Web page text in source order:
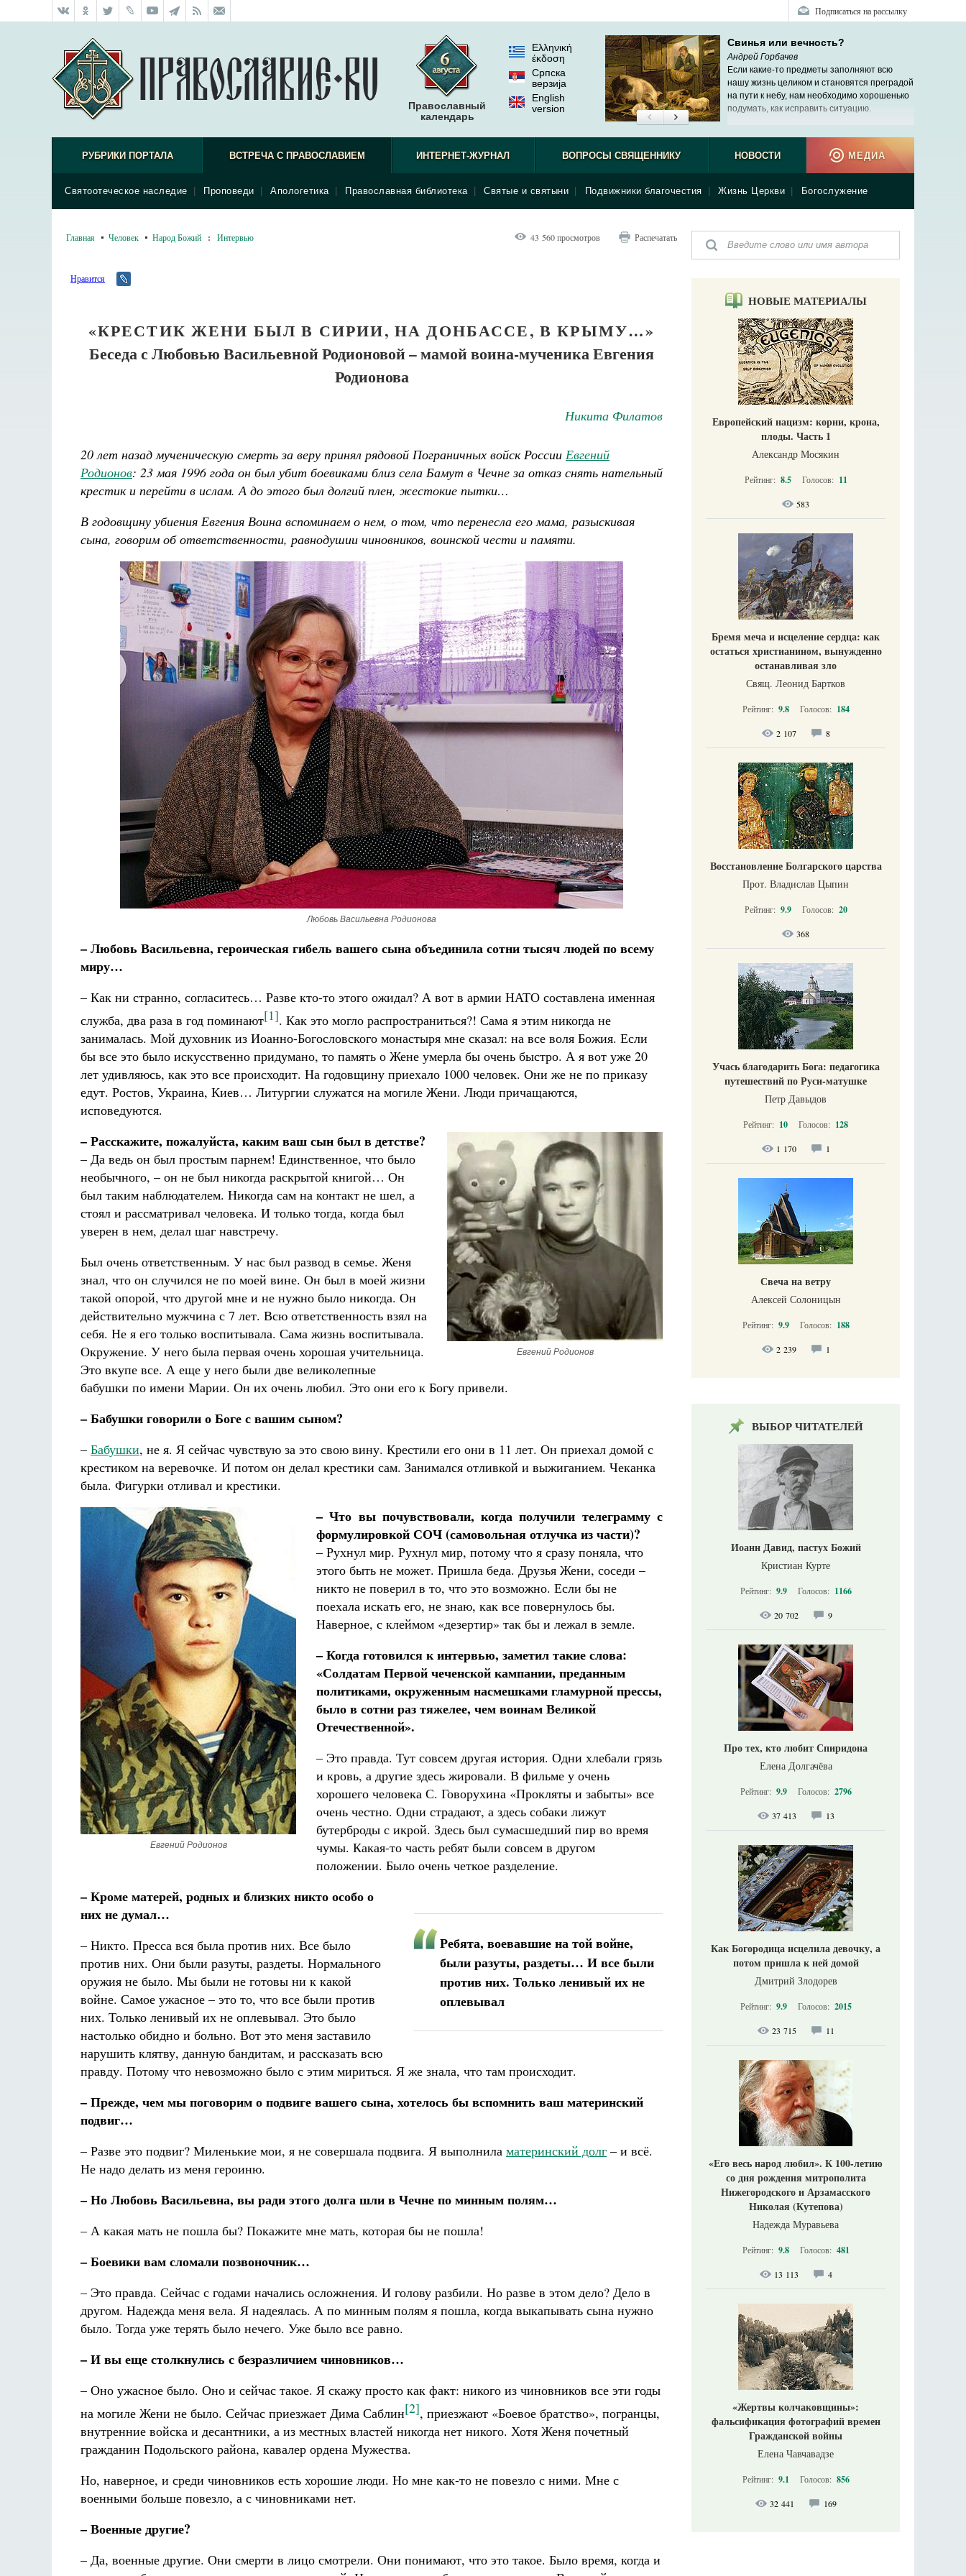
Подписаться на рассылку
Православный
календарь
Ελληνική
έκδοση
Српска
верзиjа
English
version
Свинья или вечность?
Андрей Горбачев
Если какие-то предметы заполняют всю
нашу жизнь целиком и становятся преградой
на пути к небу, нам необходимо хорошенько
подумать, как исправить ситуацию.
РУБРИКИ ПОРТАЛА ВСТРЕЧА С ПРАВОСЛАВИЕМ
Святоотеческое наследие Проповеди Апологетика Православная библиотека Святые и святыни Подвижники благочестия Жизнь Церкви Богослужение
ИНТЕРНЕТ-ЖУРНАЛ ВОПРОСЫ СВЯЩЕННИКУ НОВОСТИ МЕДИА
Главная Человек Народ Божий : Интервью 43 560 просмотров Распечатать
Нравится
«КРЕСТИК ЖЕНИ БЫЛ В СИРИИ, НА ДОНБАССЕ, В КРЫМУ…»
Беседа с Любовью Васильевной Родионовой – мамой воина-мученика Евгения
Родионова
Никита Филатов
20 лет назад мученическую смерть за веру принял рядовой Пограничных войск России Евгений
Родионов: 23 мая 1996 года он был убит боевиками близ села Бамут в Чечне за отказ снять нательный
крестик и перейти в ислам. А до этого был долгий плен, жестокие пытки…
В годовщину убиения Евгения Воина вспоминаем о нем, о том, что перенесла его мама, разыскивая
сына, говорим об ответственности, равнодушии чиновников, воинской чести и памяти.
Любовь Васильевна Родионова
– Любовь Васильевна, героическая гибель вашего сына объединила сотни тысяч людей по всему
миру…
– Как ни странно, согласитесь… Разве кто-то этого ожидал? А вот в армии НАТО составлена именная
служба, два раза в год поминают[1]. Как это могло распространиться?! Сама я этим никогда не
занималась. Мой духовник из Иоанно-Богословского монастыря мне сказал: на все воля Божия. Если
бы все это было искусственно придумано, то память о Жене умерла бы очень быстро. А я вот уже 20
лет удивляюсь, как это все происходит. На годовщину приехало 1000 человек. Они же не по приказу
едут. Ростов, Украина, Киев… Литургии служатся на могиле Жени. Люди причащаются,
исповедуются.
Евгений Родионов
– Расскажите, пожалуйста, каким ваш сын был в детстве?
– Да ведь он был простым парнем! Единственное, что было
необычного, – он не был никогда раскрытой книгой… Он
был таким наблюдателем. Никогда сам на контакт не шел, а
стоял и рассматривал человека. И только тогда, когда был
уверен в нем, делал шаг навстречу.
Был очень ответственным. У нас был развод в семье. Женя
знал, что он случился не по моей вине. Он был в моей жизни
такой опорой, что другой мне и не нужно было никогда. Он
действительно мужчина с 7 лет. Всю ответственность взял на
себя. Не я его только воспитывала. Сама жизнь воспитывала.
Окружение. У него была первая очень хорошая учительница.
Это вкупе все. А еще у него были две великолепные
бабушки по имени Марии. Он их очень любил. Это они его к Богу привели.
– Бабушки говорили о Боге с вашим сыном?
– Бабушки, не я. Я сейчас чувствую за это свою вину. Крестили его они в 11 лет. Он приехал домой с
крестиком на веревочке. И потом он делал крестики сам. Занимался отливкой и выжиганием. Чеканка
была. Фигурки отливал и крестики.
Евгений Родионов
– Что вы почувствовали, когда получили телеграмму с
формулировкой СОЧ (самовольная отлучка из части)?
– Рухнул мир. Рухнул мир, потому что я сразу поняла, что
этого быть не может. Пришла беда. Друзья Жени, соседи –
никто не поверил в то, что это возможно. Если бы не
поехала искать его, не знаю, как все повернулось бы.
Наверное, с клеймом «дезертир» так бы и лежал в земле.
– Когда готовился к интервью, заметил такие слова:
«Солдатам Первой чеченской кампании, преданным
политиками, окруженным насмешками гламурной прессы,
было в сотни раз тяжелее, чем воинам Великой
Отечественной».
– Это правда. Тут совсем другая история. Одни хлебали грязь
и кровь, а другие здесь жировали. В фильме у очень
хорошего человека С. Говорухина «Прокляты и забыты» все
очень честно. Одни страдают, а здесь собаки лижут
бутерброды с икрой. Здесь был сумасшедший пир во время
чумы. Какая-то часть ребят были совсем в другом
положении. Было очень четкое разделение.
Ребята, воевавшие на той войне,
были разуты, раздеты… И все были
против них. Только ленивый их не
оплевывал
– Кроме матерей, родных и близких никто особо о
них не думал…
– Никто. Пресса вся была против них. Все было
против них. Они были разуты, раздеты. Нормального
оружия не было. Мы были не готовы ни к какой
войне. Самое ужасное – это то, что все были против
них. Только ленивый их не оплевывал. Это было
настолько обидно и больно. Вот это меня заставило
нарушить клятву, данную бандитам, и рассказать всю
правду. Потому что невозможно было с этим мириться. Я же знала, что там происходит.
– Прежде, чем мы поговорим о подвиге вашего сына, хотелось бы вспомнить ваш материнский
подвиг…
– Разве это подвиг? Миленькие мои, я не совершала подвига. Я выполнила материнский долг – и всё.
Не надо делать из меня героиню.
– Но Любовь Васильевна, вы ради этого долга шли в Чечне по минным полям…
– А какая мать не пошла бы? Покажите мне мать, которая бы не пошла!
– Боевики вам сломали позвоночник…
– Это правда. Сейчас с годами начались осложнения. И голову разбили. Но разве в этом дело? Дело в
другом. Надежда меня вела. Я надеялась. А по минным полям я пошла, когда выкапывать сына нужно
было. Тогда уже терять было нечего. Уже было все равно.
– И вы еще столкнулись с безразличием чиновников…
– Оно ужасное было. Оно и сейчас такое. Я скажу просто как факт: никого из чиновников все эти годы
на могиле Жени не было. Сейчас приезжает Дима Саблин[2], приезжают «Боевое братство», погранцы,
внутренние войска и десантники, а из местных властей никогда нет никого. Хотя Женя почетный
гражданин Подольского района, кавалер ордена Мужества.
Но, наверное, и среди чиновников есть хорошие люди. Но мне как-то не повезло с ними. Мне с
военными больше повезло, а с чиновниками нет.
– Военные другие?
– Да, военные другие. Они смерти в лицо смотрели. Они понимают, что это такое. Было время, когда и
НОВЫЕ МАТЕРИАЛЫ
Европейский нацизм: корни, крона,
плоды. Часть 1
Александр Мосякин
Рейтинг: 8.5 Голосов: 11
583
Бремя меча и исцеление сердца: как
остаться христианином, вынужденно
останавливая зло
Свящ. Леонид Бартков
Рейтинг: 9.8 Голосов: 184
2 107 8
Восстановление Болгарского царства
Прот. Владислав Цыпин
Рейтинг: 9.9 Голосов: 20
368
Учась благодарить Бога: педагогика
путешествий по Руси-матушке
Петр Давыдов
Рейтинг: 10 Голосов: 128
1 170 1
Свеча на ветру
Алексей Солоницын
Рейтинг: 9.9 Голосов: 188
2 239 1
ВЫБОР ЧИТАТЕЛЕЙ
Иоанн Давид, пастух Божий
Кристиан Курте
Рейтинг: 9.9 Голосов: 1166
20 702 9
Про тех, кто любит Спиридона
Елена Долгачёва
Рейтинг: 9.9 Голосов: 2796
37 413 13
Как Богородица исцелила девочку, а
потом пришла к ней домой
Дмитрий Злодорев
Рейтинг: 9.9 Голосов: 2015
23 715 11
«Его весь народ любил». К 100-летию
со дня рождения митрополита
Нижегородского и Арзамасского
Николая (Кутепова)
Надежда Муравьева
Рейтинг: 9.8 Голосов: 481
13 113 4
«Жертвы колчаковщины»:
фальсификация фотографий времен
Гражданской войны
Елена Чавчавадзе
Рейтинг: 9.1 Голосов: 856
32 441 169